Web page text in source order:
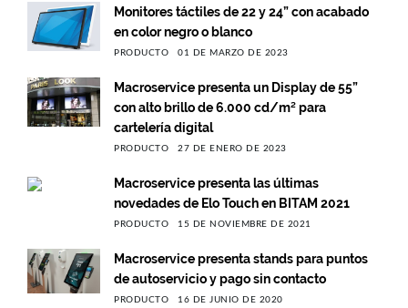
Monitores táctiles de 22 y 24” con acabado
en color negro o blanco
PRODUCTO 01 DE MARZO DE 2023
Macroservice presenta un Display de 55”
con alto brillo de 6.000 cd/m² para
cartelería digital
PRODUCTO 27 DE ENERO DE 2023
Macroservice presenta las últimas
novedades de Elo Touch en BITAM 2021
PRODUCTO 15 DE NOVIEMBRE DE 2021
Macroservice presenta stands para puntos
de autoservicio y pago sin contacto
PRODUCTO 16 DE JUNIO DE 2020